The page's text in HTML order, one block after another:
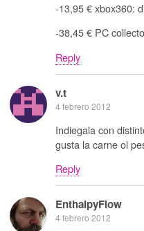
-13,95 € xbox360:
-38,45 € PC
Reply
v.t
4 febrero 2012
Indiegala con
gusta la carne ol
Reply
EnthalpyFlow
4 febrero 2012